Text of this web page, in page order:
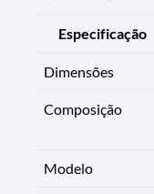
Especificação
Dimensões
Composição
Modelo